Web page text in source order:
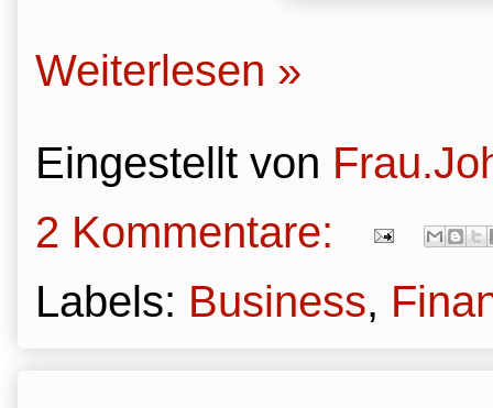
Weiterlesen »
Eingestellt von
2 Kommentare:
Labels: Business,